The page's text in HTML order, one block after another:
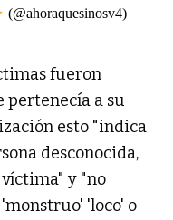
(@ahoraquesinosv4)
fueron
pertenecía a su
esto "indica
desconocida,
y "no
'loco' o